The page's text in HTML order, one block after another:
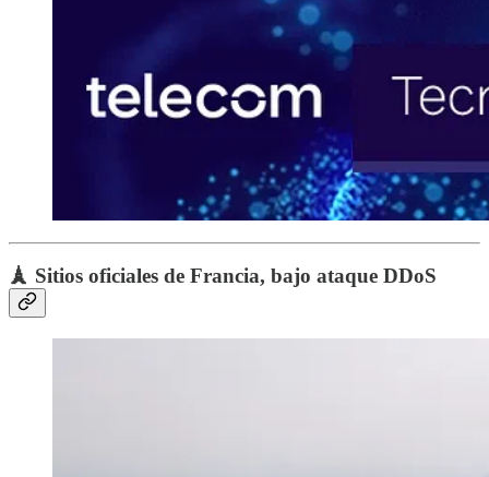
🗼 Sitios oficiales de Francia, bajo ataque DDoS